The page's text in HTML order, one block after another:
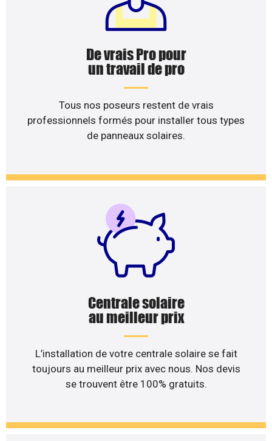
De vrais Pro pour
un travail de pro
Tous nos poseurs restent de vrais
professionnels formés pour installer tous types
de panneaux solaires.
Centrale solaire
au meilleur prix
L’installation de votre centrale solaire se fait
toujours au meilleur prix avec nous. Nos devis
se trouvent être 100% gratuits.